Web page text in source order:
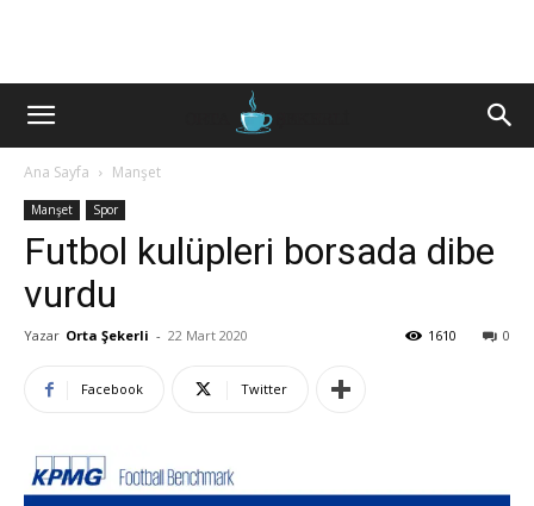
Ana Sayfa Manşet
Manşet Spor
Futbol kulüpleri borsada dibe
vurdu
Yazar Orta Şekerli - 22 Mart 2020 0
1610
Facebook Twitter